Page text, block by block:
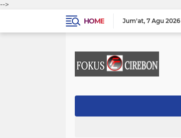
-->
HOME
Jum'at 7 Agu 2026